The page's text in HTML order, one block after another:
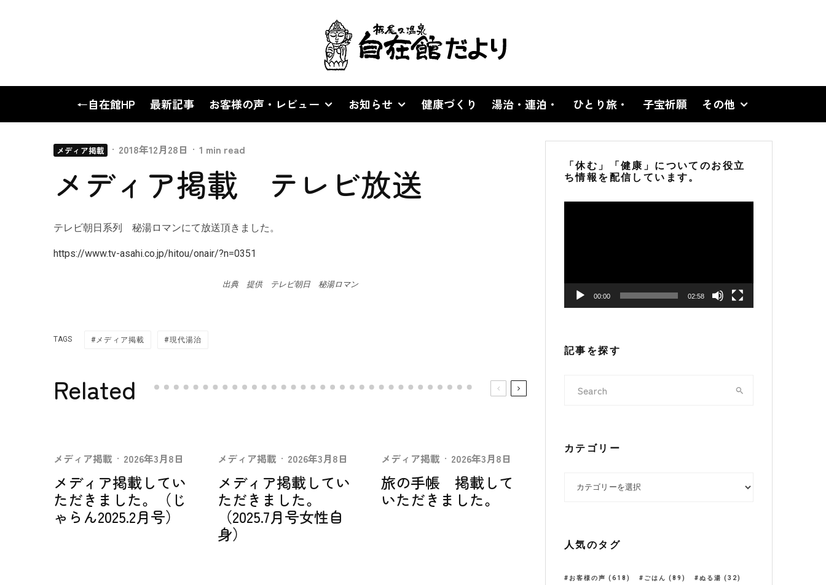
←自在館HP 最新記事 お客様の声・レビュー お知らせ 健康づくり 湯治・連泊・ ひとり旅・ 子宝祈願 その他
メディア掲載 · 2018年12月28日 · 1 min read
メディア掲載 テレビ放送
テレビ朝日系列 秘湯ロマンにて放送頂きました。
https://www.tv-asahi.co.jp/hitou/onair/?n=0351
出典 提供 テレビ朝日 秘湯ロマン
TAGS メディア掲載 現代湯治
Related
メディア掲載 · 2026年3月8日
メディア掲載してい
ただきました。（じ
ゃらん2025.2月号）
メディア掲載 · 2026年3月8日
メディア掲載してい
ただきました。
（2025.7月号女性自
身）
メディア掲載 · 2026年3月8日
旅の手帳 掲載して
いただきました。
「休む」「健康」についてのお役立
ち情報を配信しています。
00:00 02:58
記事を探す
カテゴリー
人気のタグ
お客様の声 (618) ごはん (89) ぬる湯 (32)